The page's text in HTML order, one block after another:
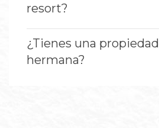
resort?
¿Tienes una propiedad
hermana?